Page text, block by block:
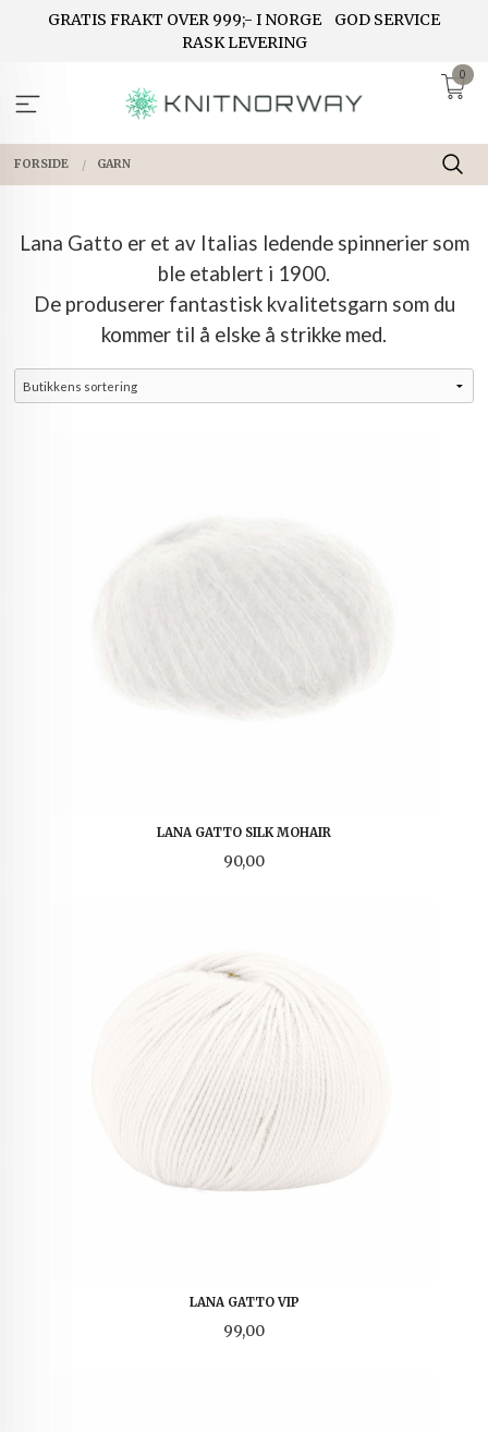
GRATIS FRAKT OVER 999;- I NORGE
GOD SERVICE
RASK LEVERING
0
FORSIDE GARN
Lana Gatto er et av Italias ledende spinnerier som
ble etablert i 1900.
De produserer fantastisk kvalitetsgarn som du
kommer til å elske å strikke med.
LANA GATTO SILK MOHAIR
Pris
90,00
LANA GATTO VIP
Pris
99,00